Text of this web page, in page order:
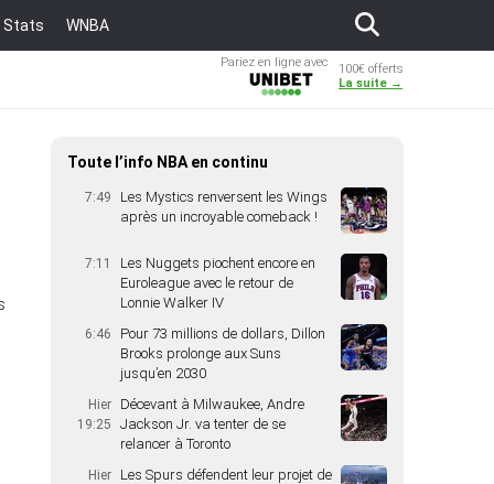
Stats WNBA
Pariez en ligne avec
100€ offerts
La suite →
Toute l’info NBA en continu
7:49
Les Mystics renversent les Wings
après un incroyable comeback !
7:11
Les Nuggets piochent encore en
Euroleague avec le retour de
Lonnie Walker IV
6:46
Pour 73 millions de dollars, Dillon
Brooks prolonge aux Suns
jusqu’en 2030
Hier
19:25
Décevant à Milwaukee, Andre
Jackson Jr. va tenter de se
relancer à Toronto
Hier
Les Spurs défendent leur projet de